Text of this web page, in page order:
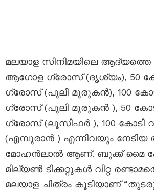
മലയാള സിനിമയിലെ ആദ്യത്തെ
ആഗോള ഗ്രോസ് (ദൃശ്യം), 50
ഗ്രോസ് (പുലി മുരുകൻ), 100
ഗ്രോസ് (പുലി മുരുകൻ ), 50
ഗ്രോസ് (ലൂസിഫർ ), 100 കോടി
(എമ്പുരാൻ ) എന്നിവയും നേടിയ
മോഹൻലാൽ ആണ്. ബുക്ക് മൈ
മില്യൺ ടിക്കറ്റുകൾ വിറ്റ
മലയാള ചിത്രം കൂടിയാണ്